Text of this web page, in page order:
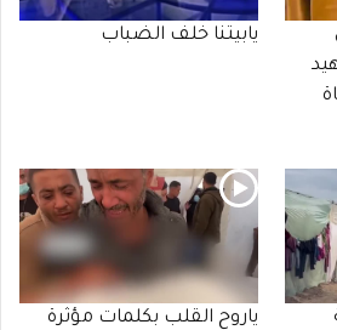
يابيتنا خلف الضباب
ياروح القلب بكلمات مؤثرة